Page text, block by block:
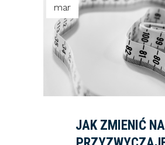
mar
JAK ZMIENIĆ